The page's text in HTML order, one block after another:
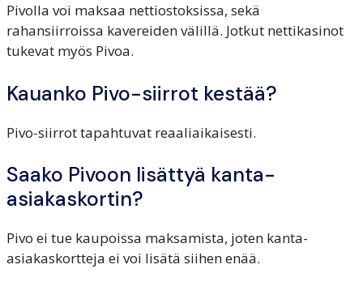
Pivolla voi maksaa nettiostoksissa, sekä
rahansiirroissa kavereiden välillä. Jotkut nettikasinot
tukevat myös Pivoa.
Kauanko Pivo-siirrot kestää?
Pivo-siirrot tapahtuvat reaaliaikaisesti.
Saako Pivoon lisättyä kanta-
asiakaskortin?
Pivo ei tue kaupoissa maksamista, joten kanta-
asiakaskortteja ei voi lisätä siihen enää.